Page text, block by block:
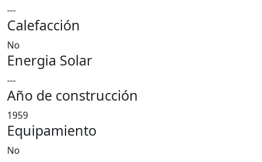
---
Calefacción
No
Energia Solar
---
Año de construcción
1959
Equipamiento
No